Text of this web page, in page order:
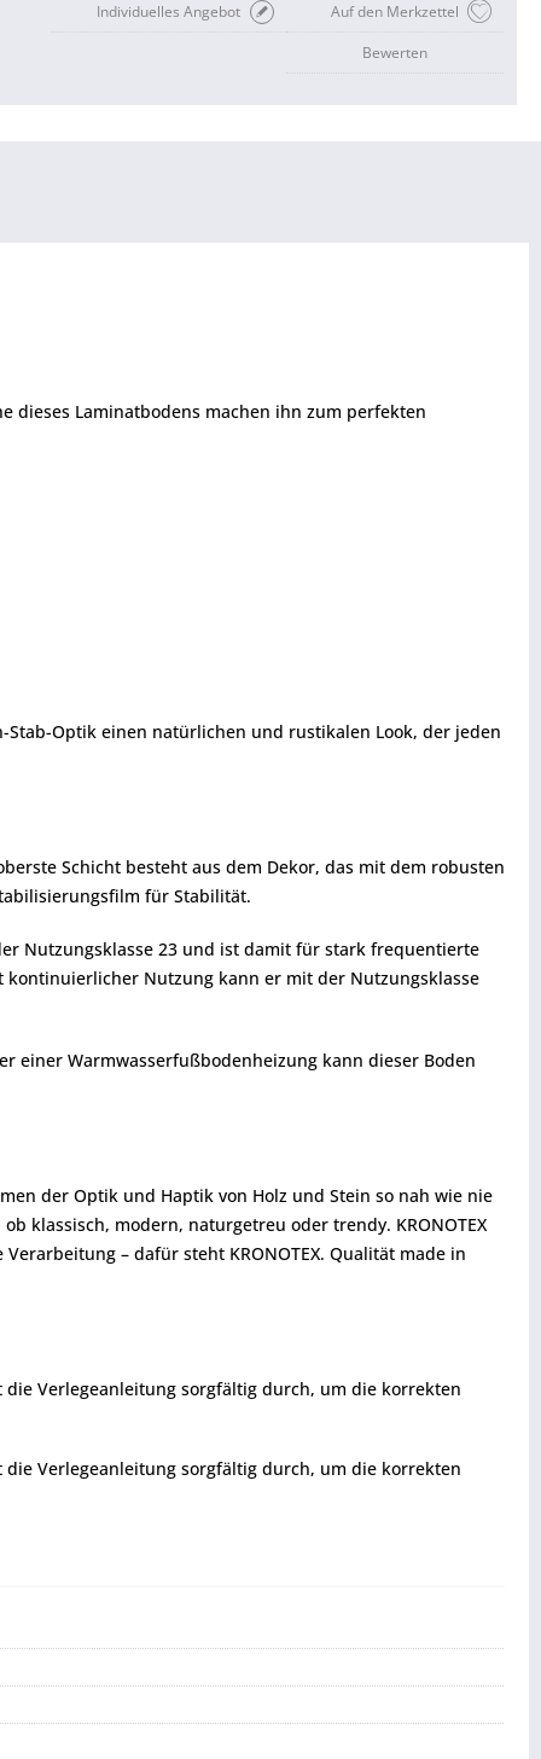
Auf den Merkzettel
Individuelles Angebot
Bewerten
dieses Laminatbodens machen ihn zum perfekten
Optik einen natürlichen und rustikalen Look, der jeden
Schicht besteht aus dem Dekor, das mit dem robusten
für Stabilität.
Nutzungsklasse 23 und ist damit für stark frequentierte
kontinuierlicher Nutzung kann er mit der Nutzungsklasse
einer Warmwasserfußbodenheizung kann dieser Boden
der Optik und Haptik von Holz und Stein so nah wie nie
klassisch, modern, naturgetreu oder trendy. KRONOTEX
– dafür steht KRONOTEX. Qualität made in
Verlegeanleitung sorgfältig durch, um die korrekten
Verlegeanleitung sorgfältig durch, um die korrekten